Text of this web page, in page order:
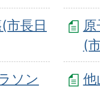
市長日
(
ソン
他